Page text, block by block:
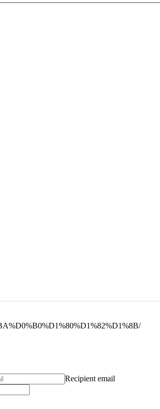
Recipient email